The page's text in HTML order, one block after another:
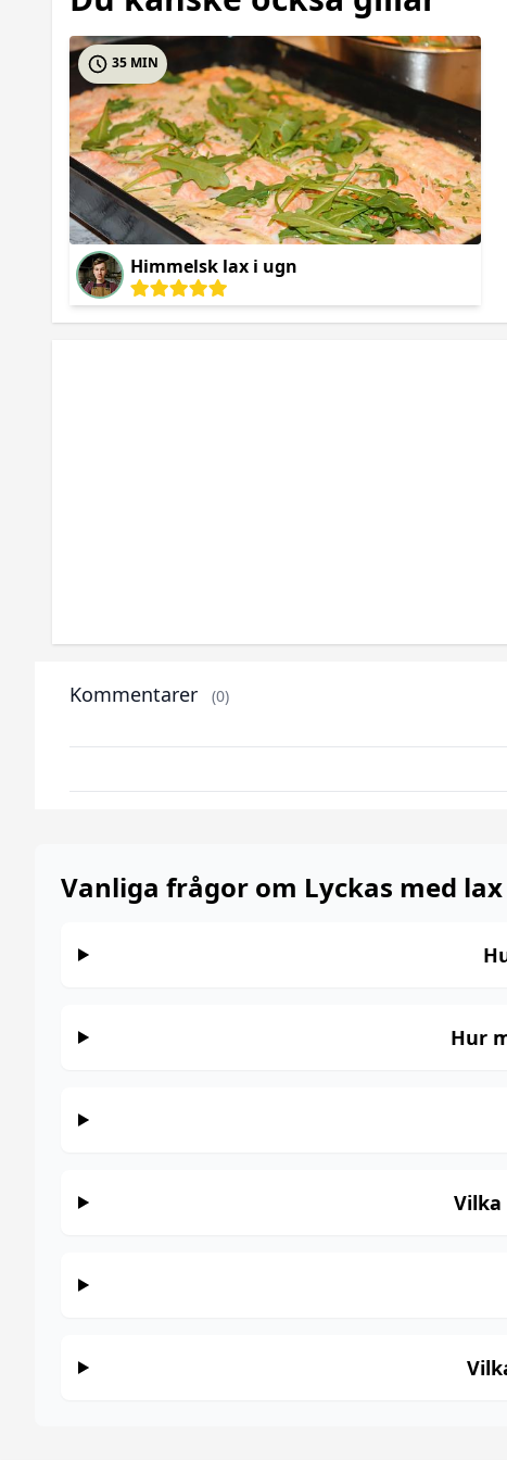
Himmelsk lax i ugn
35 MIN
Kommentarer (0)
Vanliga frågor om Lyckas med
Hur
Vilka